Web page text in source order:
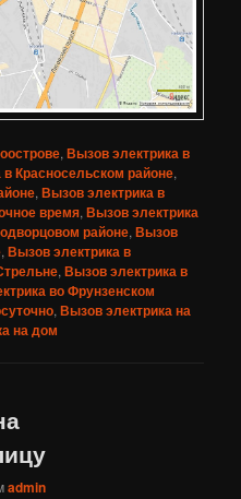
,Вызов электрика в
Красносельском районе,
,Вызов электрика в
время,Вызов электрика
районе,Вызов
,Вызов электрика в
,Вызов электрика в
во Фрунзенском
,Вызов электрика на
на дом
admin